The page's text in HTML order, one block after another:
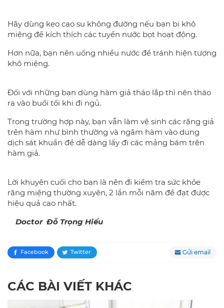
Hãy dùng kẹo cao su không đường nếu bạn bị khô
miệng để kích thích các tuyến nước bọt hoạt động.
Hơn nữa, bạn nên uống nhiều nước để tránh hiện tượng
khô miệng.
Đối với những bạn dùng hàm giả tháo lắp thì nên tháo
ra vào buổi tối khi đi ngủ.
Trong trường hợp này, bạn vẫn làm vệ sinh các răng giả
trên hàm như bình thường và ngâm hàm vào dung
dịch sát khuẩn để dễ dàng lấy đi các mảng bám trên
hàm giả.
Lời khuyên cuối cho bạn là nên đi kiểm tra sức khỏe
răng miệng thường xuyên, 2 lần mỗi năm để đạt được
hiệu quả cao nhất.
Doctor Đỗ Trọng Hiếu
Facebook Twitter Gửi email
CÁC BÀI VIẾT KHÁC